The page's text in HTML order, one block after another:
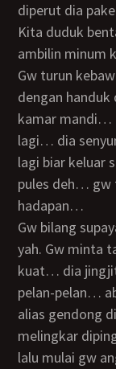
diperut dia
Kita duduk
ambilin minum
Gw turun kebawah duluan… abis itu dia nyusul
dengan handuk
kamar mandi…
lagi… dia
lagi biar keluar
pules deh… gw
hadapan…
gw bilang supaya lemesin badannya dan ikutin gw
yah. Gw minta
kuat… dia
pelan-pelan…
alias gendong
melingkar
lalu mulai gw